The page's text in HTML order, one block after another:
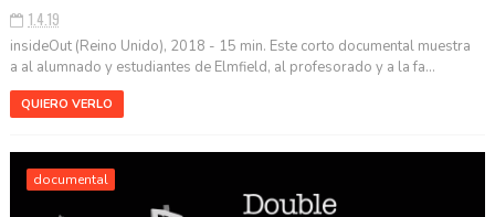
1.4.19
insideOut (Reino Unido), 2018 - 15 min. Este corto documental muestra
a al alumnado y estudiantes de Elmfield, al profesorado y a la fa...
QUIERO VERLO
documental